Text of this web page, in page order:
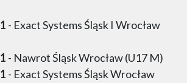
- Exact Systems Śląsk I Wrocław
- Nawrot Śląsk Wrocław (U17 M)
- Exact Systems Śląsk Wrocław